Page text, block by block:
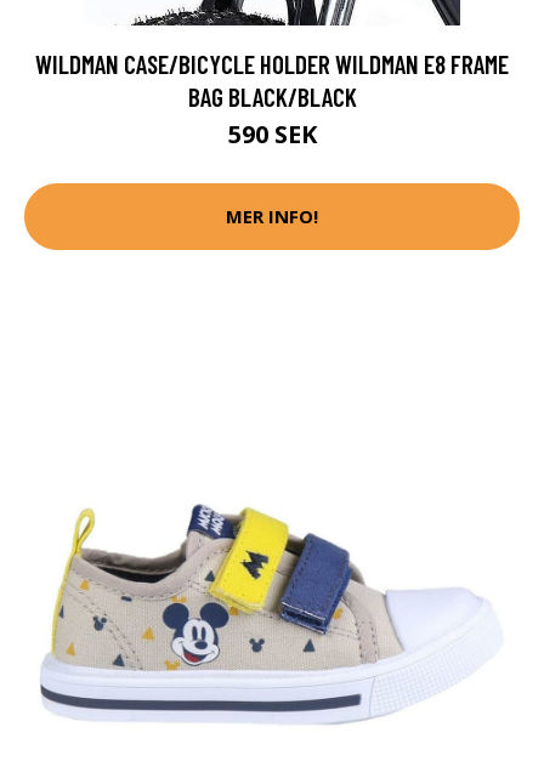
WILDMAN CASE/BICYCLE HOLDER WILDMAN E8 FRAME
BAG BLACK/BLACK
590 SEK
MER INFO!